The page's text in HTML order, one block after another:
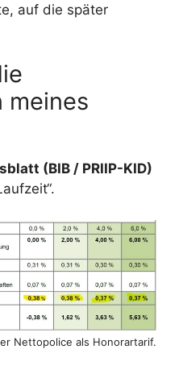
auf die später
meines
(BIB / PRIIP-KID)
Nettopolice als Honorartarif.